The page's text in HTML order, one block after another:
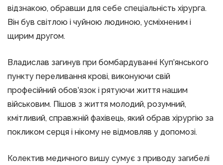
відзнакою, обравши для себе спеціальність хірурга.
Він був світлою і чуйною людиною, усміхненим і
щирим другом.
Владислав загинув при бомбардуванні Куп’янського
пункту переливання крові, виконуючи свій
професійний обов’язок і рятуючи життя нашим
військовим. Пішов з життя молодий, розумний,
кмітливий, справжній фахівець, який обрав хірургію за
покликом серця і нікому не відмовляв у допомозі.
Колектив медичного вишу сумує з приводу загибелі